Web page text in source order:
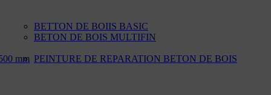
mm
BETTON DE BOIIS BASIC
BETON DE BOIS MULTIFIN
PEINTURE DE REPARATION BETON DE BOIS